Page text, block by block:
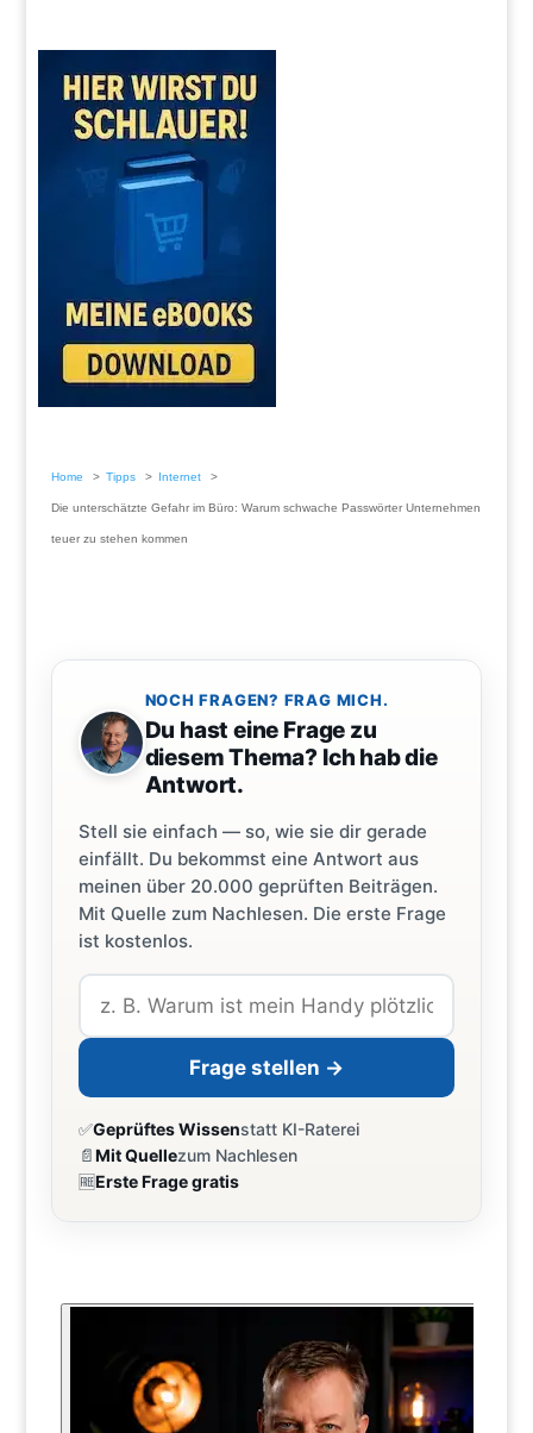
Home Tipps Internet
Die unterschätzte Gefahr im Büro: Warum schwache Passwörter Unternehmen
teuer zu stehen kommen
NOCH FRAGEN? FRAG MICH.
Du hast eine Frage zu
diesem Thema? Ich hab die
Antwort.
Stell sie einfach — so, wie sie dir gerade
einfällt. Du bekommst eine Antwort aus
meinen über 20.000 geprüften Beiträgen.
Mit Quelle zum Nachlesen. Die erste Frage
ist kostenlos.
Frage stellen →
✅Geprüftes Wissenstatt KI-Raterei
📄Mit Quellezum Nachlesen
🆓Erste Frage gratis